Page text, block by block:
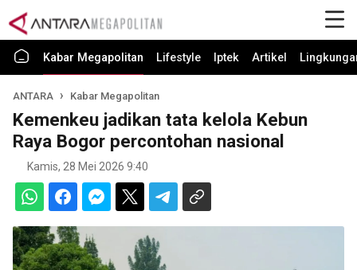
Kabar Megapolitan Lifestyle Iptek Artikel
ANTARA Kabar Megapolitan
Kemenkeu jadikan tata kelola Kebun
Raya Bogor percontohan nasional
Kamis, 28 Mei 2026 9:40